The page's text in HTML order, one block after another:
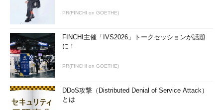
PR(FINCHI on GOETHE)
FINCHI主催「IVS2026」トークセッションが話題
に！
PR(FINCHI on GOETHE)
DDoS攻撃（Distributed Denial of Service Attack）
とは